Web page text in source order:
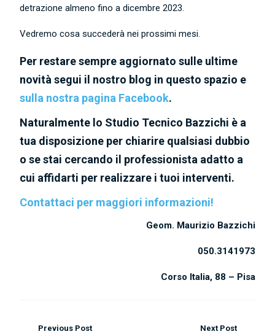
detrazione almeno fino a dicembre 2023.
Vedremo cosa succederà nei prossimi mesi.
Per restare sempre aggiornato sulle ultime
novità segui il nostro blog in questo spazio e
sulla nostra pagina Facebook.
Naturalmente lo Studio Tecnico Bazzichi è a
tua disposizione per chiarire qualsiasi dubbio
o se stai cercando il professionista adatto a
cui affidarti per realizzare i tuoi interventi.
Contattaci per maggiori informazioni!
Geom. Maurizio Bazzichi
050.3141973
Corso Italia, 88 – Pisa
Previous Post Next Post